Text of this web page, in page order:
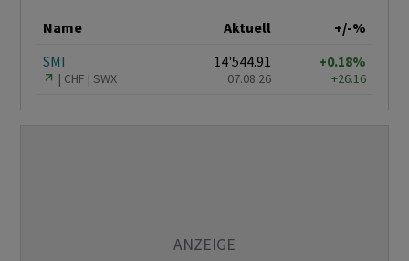
Name Aktuell
+/-%
SMI
CHF SWX
14'544.91
07.08.26
+0.18%
+26.16